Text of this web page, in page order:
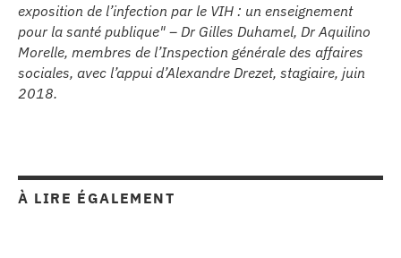
exposition de l’infection par le VIH : un enseignement
pour la santé publique" – Dr Gilles Duhamel, Dr Aquilino
Morelle, membres de l’Inspection générale des affaires
sociales, avec l’appui d’Alexandre Drezet, stagiaire, juin
2018.
À LIRE ÉGALEMENT